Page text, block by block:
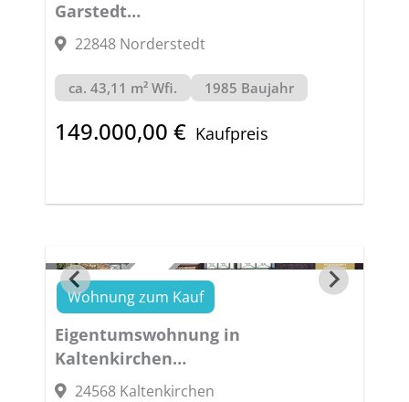
Garstedt
TÜR AUF GARTEN AN! KLEIN, FEIN
MIT BLICK INS GRÜNE
22848 Norderstedt
ca. 43,11 m² Wfi. 1985 Baujahr
149.000,00 € Kaufpreis
VERKAUFT
Wohnung zum Kauf
Eigentumswohnung in
Kaltenkirchen
SONNE KÜSST TERRASSE
24568 Kaltenkirchen